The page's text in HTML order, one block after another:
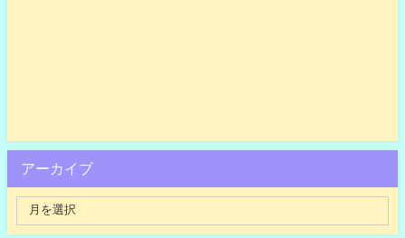
アーカイブ